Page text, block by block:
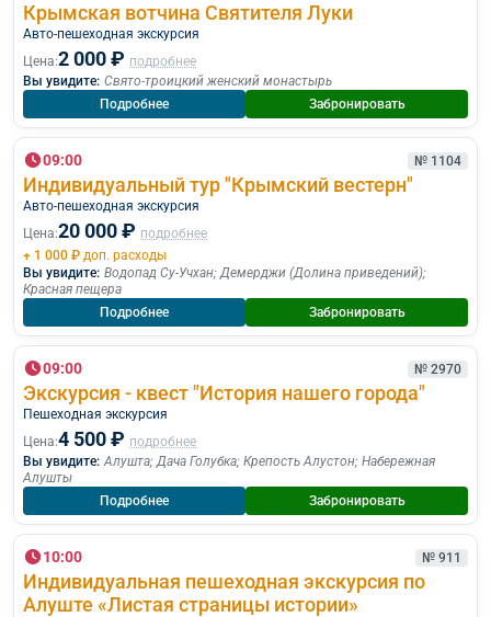
Крымская вотчина Святителя Луки
Авто-пешеходная экскурсия
Цена:2 000 ₽ подробнее
Вы увидите: Свято-троицкий женский монастырь
Подробнее
Забронировать
09:00 № 1104
Индивидуальный тур "Крымский вестерн"
Авто-пешеходная экскурсия
Цена:20 000 ₽ подробнее
+ 1 000 ₽ доп. расходы
Вы увидите: Водопад Су-Учхан;Демерджи (Долина приведений);
Красная пещера
Подробнее
Забронировать
09:00 № 2970
Экскурсия - квест "История нашего города"
Пешеходная экскурcия
Цена:4 500 ₽ подробнее
Вы увидите: Алушта;Дача Голубка; Крепость Алустон; Набережная
Алушты
Подробнее
Забронировать
10:00 № 911
Индивидуальная пешеходная экскурсия по
Алуште «Листая страницы истории»